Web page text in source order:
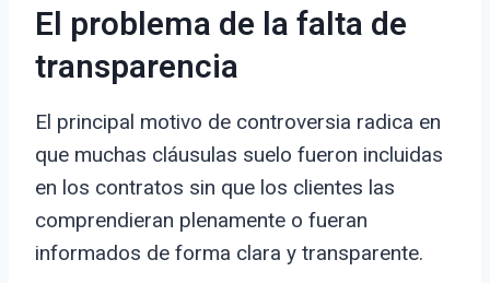
El problema de la falta de
transparencia
El principal motivo de controversia radica en
que muchas cláusulas suelo fueron incluidas
en los contratos sin que los clientes las
comprendieran plenamente o fueran
informados de forma clara y transparente.